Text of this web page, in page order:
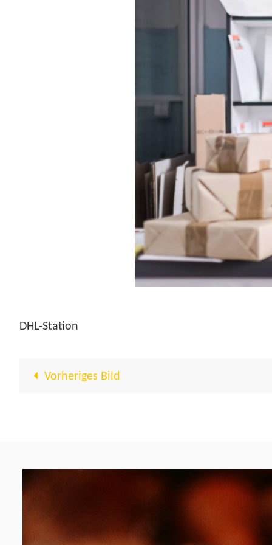
DHL-Station
Vorheriges Bild